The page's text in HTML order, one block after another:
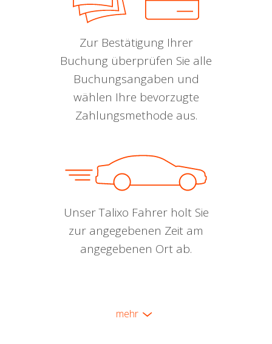
Zur Bestätigung Ihrer
Buchung überprüfen Sie alle
Buchungsangaben und
wählen Ihre bevorzugte
Zahlungsmethode aus.
Unser Talixo Fahrer holt Sie
zur angegebenen Zeit am
angegebenen Ort ab.
mehr